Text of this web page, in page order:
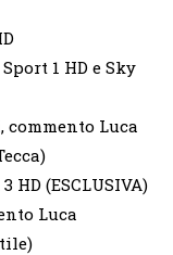
Sport 1 HD e Sky
Luca
HD (ESCLUSIVA)
Luca